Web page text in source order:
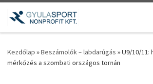
Teljes tartalom megjelenítése
Kezdőlap »Beszámolók – labdarúgás »U9/10/11:
mérkőzés a szombati országos tornán